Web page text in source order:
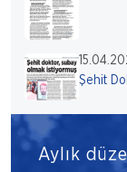
Şehit
Aylık